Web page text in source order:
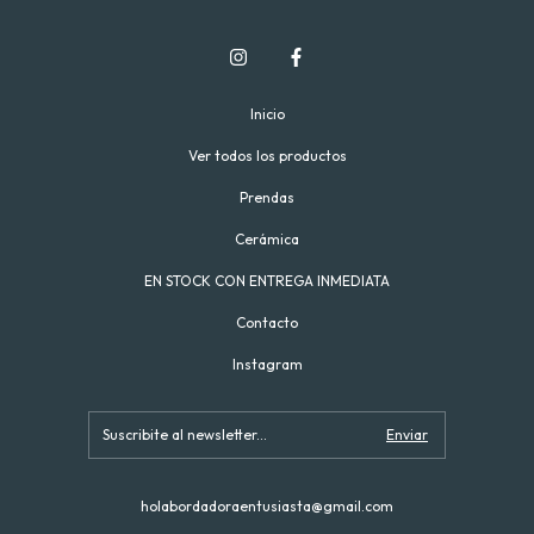
Inicio
Ver todos los productos
Prendas
Cerámica
EN STOCK CON ENTREGA INMEDIATA
Contacto
Instagram
holabordadoraentusiasta@gmail.com